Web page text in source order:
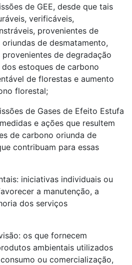
de GEE, desde que tais
verificáveis,
provenientes de
de desmatamento,
de degradação
estoques de carbono
de florestas e aumento
florestal;
de Gases de Efeito Estufa
e ações que resultem
de carbono oriunda de
contribuam para essas
iniciativas individuais ou
a manutenção, a
dos serviços
os que fornecem
ambientais utilizados
ou comercialização,